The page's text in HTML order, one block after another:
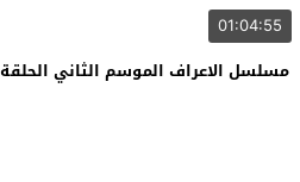
01:04:55
مسلسل الاعراف الموسم الثاني الحلقة 5